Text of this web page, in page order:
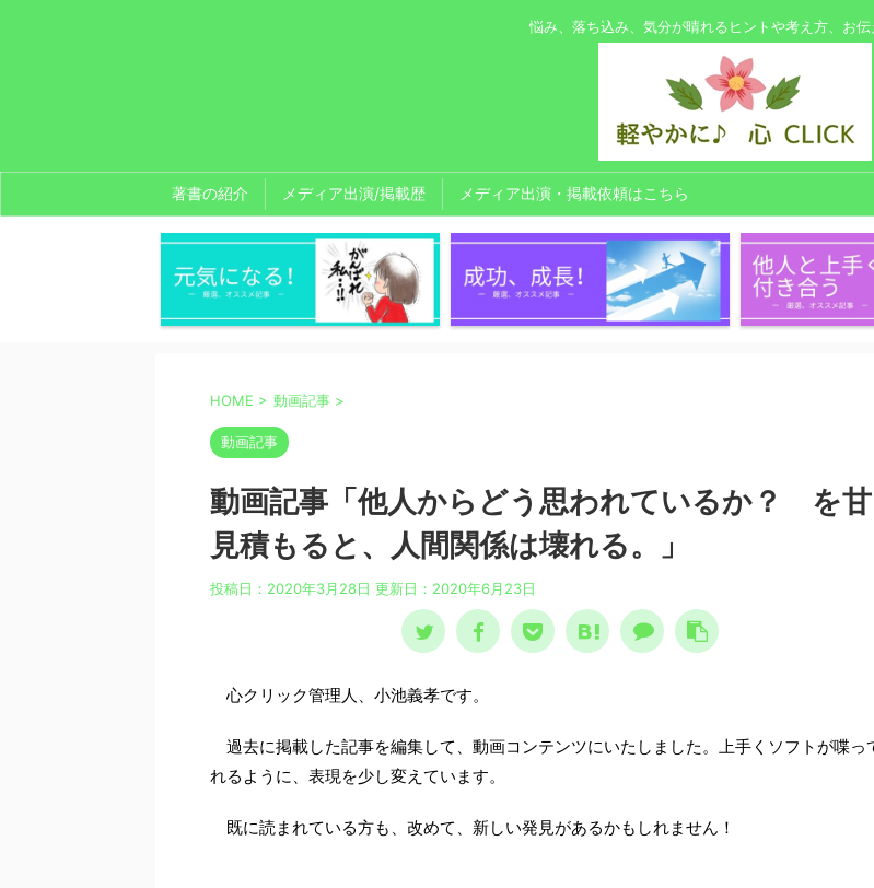
悩み、落ち込み、気分が晴れるヒントや考え方、お伝
著書の紹介 メディア出演/掲載歴 メディア出演・掲載依頼はこちら
HOME > 動画記事 >
動画記事
動画記事「他人からどう思われているか？ を甘
見積もると、人間関係は壊れる。」
投稿日：2020年3月28日 更新日： 2020年6月23日
心クリック管理人、小池義孝です。
過去に掲載した記事を編集して、動画コンテンツにいたしました。上手くソフトが喋っ
れるように、表現を少し変えています。
既に読まれている方も、改めて、新しい発見があるかもしれません！